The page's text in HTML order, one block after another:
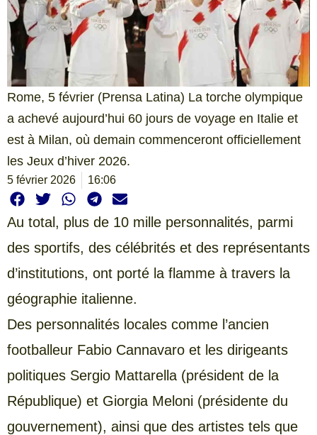
Rome, 5 février (Prensa Latina) La torche olympique
a achevé aujourd’hui 60 jours de voyage en Italie et
est à Milan, où demain commenceront officiellement
les Jeux d’hiver 2026.
5 février 2026 16:06
Au total, plus de 10 mille personnalités, parmi
des sportifs, des célébrités et des représentants
d’institutions, ont porté la flamme à travers la
géographie italienne.
Des personnalités locales comme l’ancien
footballeur Fabio Cannavaro et les dirigeants
politiques Sergio Mattarella (président de la
République) et Giorgia Meloni (présidente du
gouvernement), ainsi que des artistes tels que